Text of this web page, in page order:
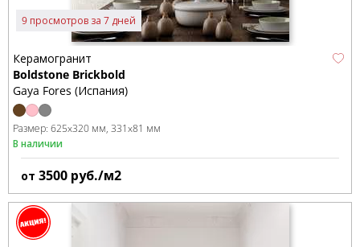
9 просмотров за 7 дней
Керамогранит
Boldstone Brickbold
Gaya Fores (Испания)
Размер: 625x320 мм 331x81 мм
В наличии
от 3500 руб./м2